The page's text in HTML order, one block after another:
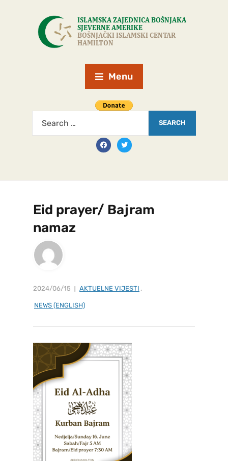
Menu
Eid prayer/ Bajram
namaz
2024/06/15 AKTUELNE VIJESTI ,
NEWS (ENGLISH)